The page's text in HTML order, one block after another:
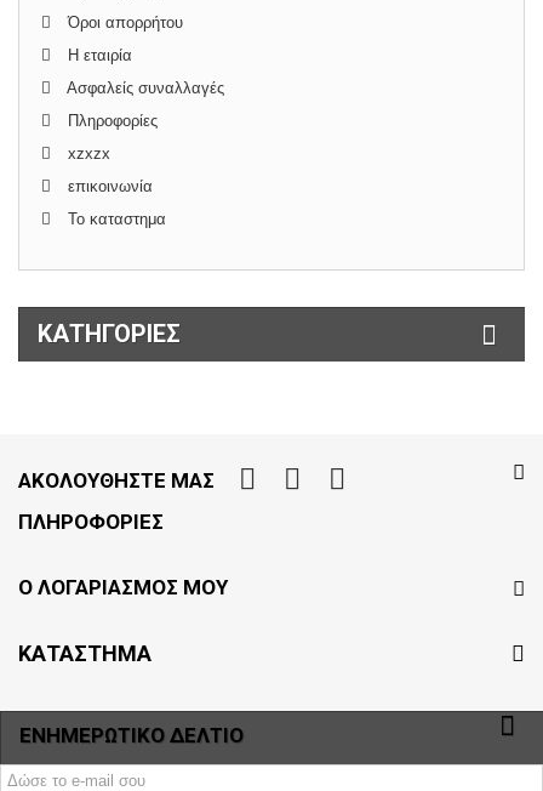
Όροι απορρήτου
Η εταιρία
Ασφαλείς συναλλαγές
Πληροφορίες
xzxzx
επικοινωνία
Το καταστημα
ΚΑΤΗΓΟΡΊΕΣ
AΚΟΛΟΥΘΉΣΤΕ ΜΑΣ
ΠΛΗΡΟΦΟΡΊΕΣ
Ο ΛΟΓΑΡΙΑΣΜΌΣ ΜΟΥ
ΚΑΤΑΣΤΗΜΑ
ΕΝΗΜΕΡΩΤΙΚΌ ΔΕΛΤΊΟ